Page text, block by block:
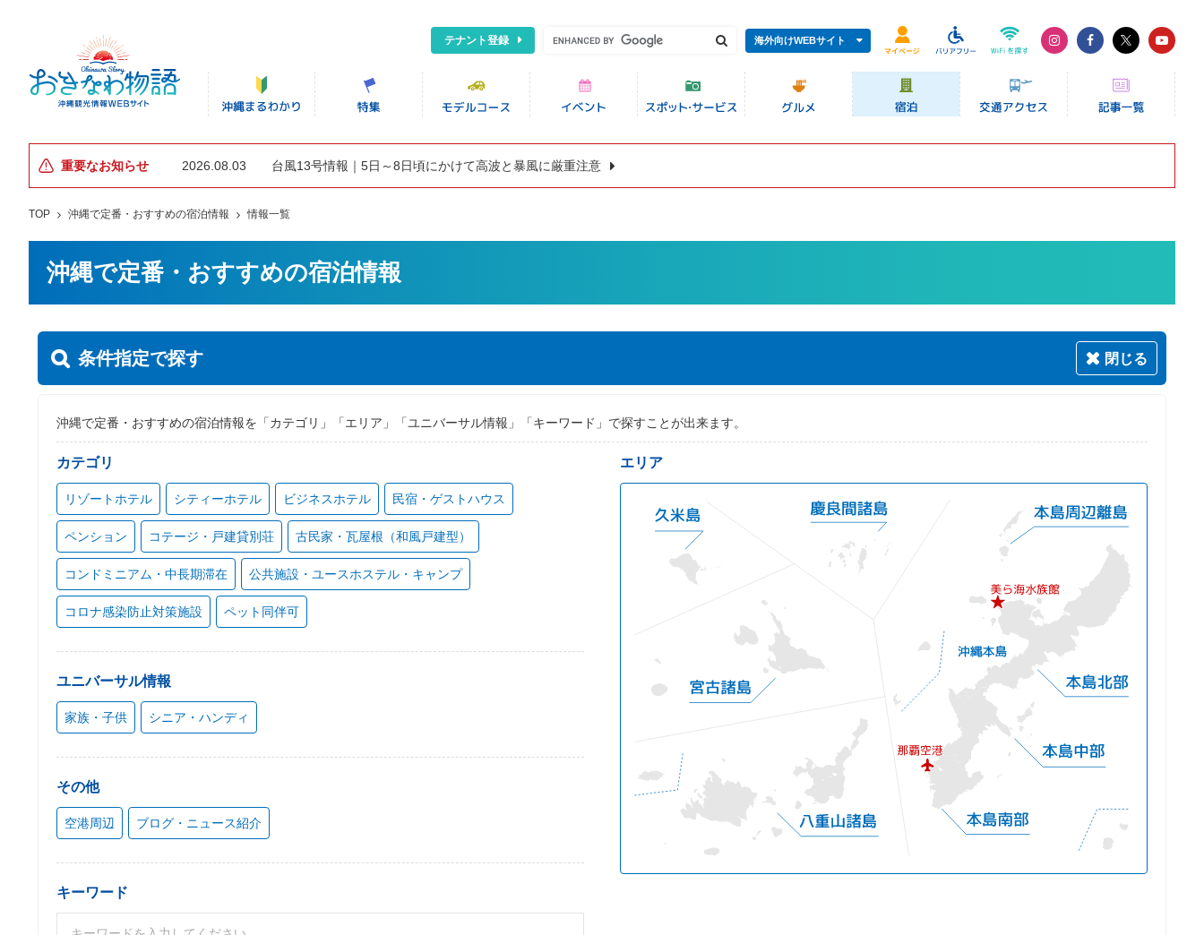
テナント登録 海外向けWEBサイト
重要なお知らせ 2026.08.03 台風13号情報｜5日～8日頃にかけて高波と暴風に厳重注意
TOP 沖縄で定番・おすすめの宿泊情報 情報一覧
沖縄で定番・おすすめの宿泊情報
条件指定で探す 閉じる
沖縄で定番・おすすめの宿泊情報を「カテゴリ」「エリア」「ユニバーサル情報」「キーワード」で探すことが出来ます。
カテゴリ
リゾートホテル シティーホテル ビジネスホテル 民宿・ゲストハウス
ペンション コテージ・戸建貸別荘 古民家・瓦屋根（和風戸建型）
コンドミニアム・中長期滞在 公共施設・ユースホステル・キャンプ
コロナ感染防止対策施設 ペット同伴可
ユニバーサル情報
家族・子供 シニア・ハンディ
その他
空港周辺 ブログ・ニュース紹介
キーワード
エリア